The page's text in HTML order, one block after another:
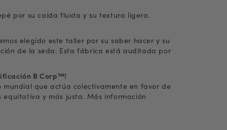
por su caída fluida y su textura ligera.
elegido este taller por su saber hacer y su
de la seda. Esta fábrica está auditada por
B Corp™!
mundial que actúa colectivamente en favor de
equitativa y más justa. Más información